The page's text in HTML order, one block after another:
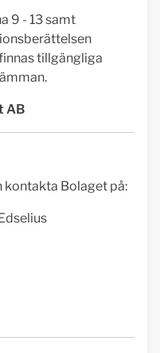
9 - 13 samt
tillgängliga
AB
kontakta Bolaget på: